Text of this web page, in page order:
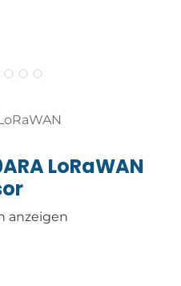
LoRaWAN
anzeigen